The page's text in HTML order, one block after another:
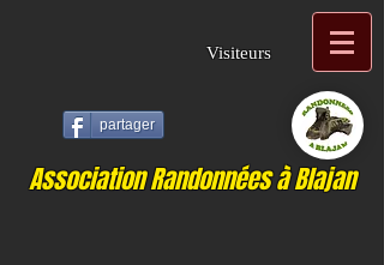
Visiteurs
partager
Association Randonnées à Blajan